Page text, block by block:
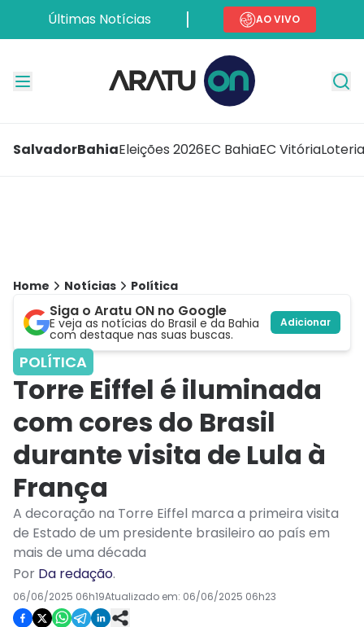
Últimas Notícias AO VIVO
SalvadorBahiaEleições 2026EC BahiaEC Vitória
Home Notícias Política
Siga o Aratu ON no Google
E veja as notícias do Brasil e da Bahia
com destaque nas suas buscas.
Adicionar
POLÍTICA
Torre Eiffel é iluminada
com cores do Brasil
durante visita de Lula à
França
A decoração na Torre Eiffel marca a primeira visita
de Estado de um presidente brasileiro ao país em
mais de uma década
Por Da redação.
06/06/2025 06h19Atualizado em: 06/06/2025 06h23